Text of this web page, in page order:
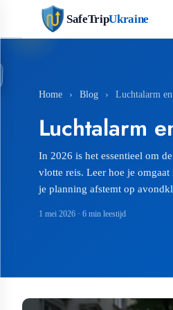
SafeTripUkraine
Home › Blog › Luchtalarm
Luchtalarm
In 2026 is het essentieel om
vlotte reis. Leer hoe je
je planning afstemt op
1 mei 2026 · 6 min leestijd